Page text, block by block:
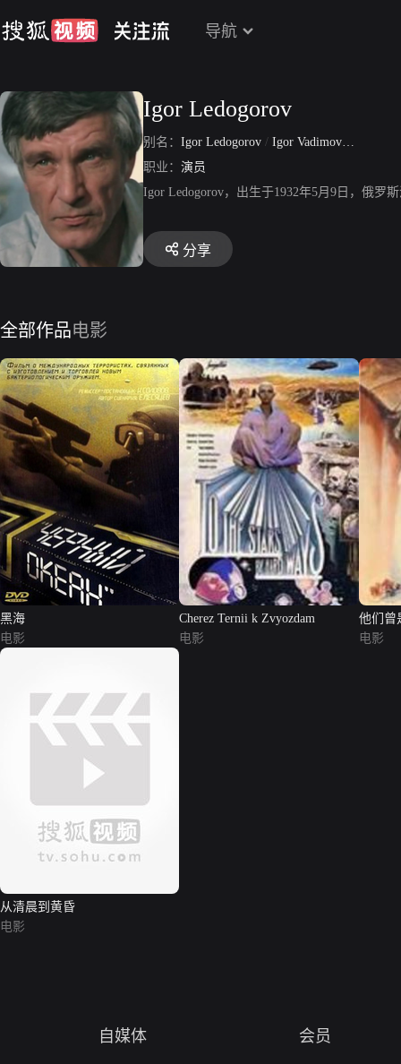
导航
Igor Ledogorov
别名： Igor Ledogorov / Igor Vadimovich Ledogorov
职业： 演员
Igor Ledogorov，出生于1932年5月9日，俄罗
分享
全部作品电影
黑海
电影
Cherez Ternii k Zvyozdam
电影
他们曾
电影
从清晨到黄昏
电影
自媒体 会员